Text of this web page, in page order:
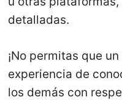
detalladas.
¡No permitas que
experiencia de
los demás con